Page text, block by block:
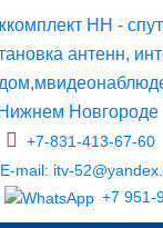
+7-831-413-67-60
E-mail: itv-
+7 951-